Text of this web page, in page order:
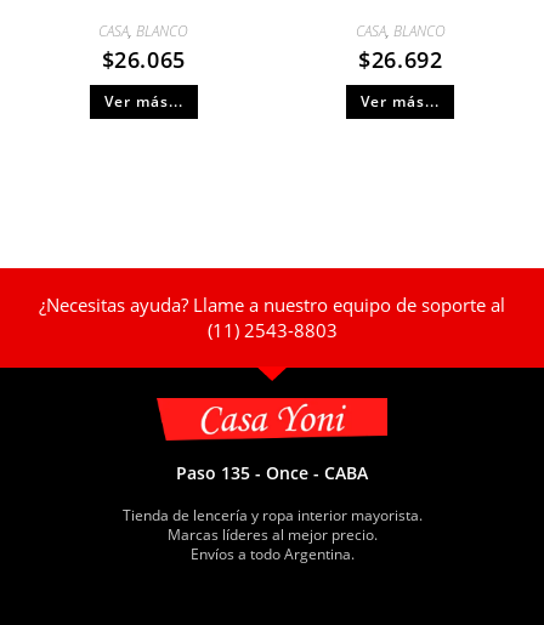
CASA,BLANCO
$26.065
Ver más...
CASA, BLANCO
$26.692
Ver más...
¿Necesitas ayuda? Llame a nuestro equipo de soporte al
(11) 2543-8803
Paso 135 - Once - CABA
Tienda de lencería y ropa interior mayorista.
Marcas líderes al mejor precio.
Envíos a todo Argentina.